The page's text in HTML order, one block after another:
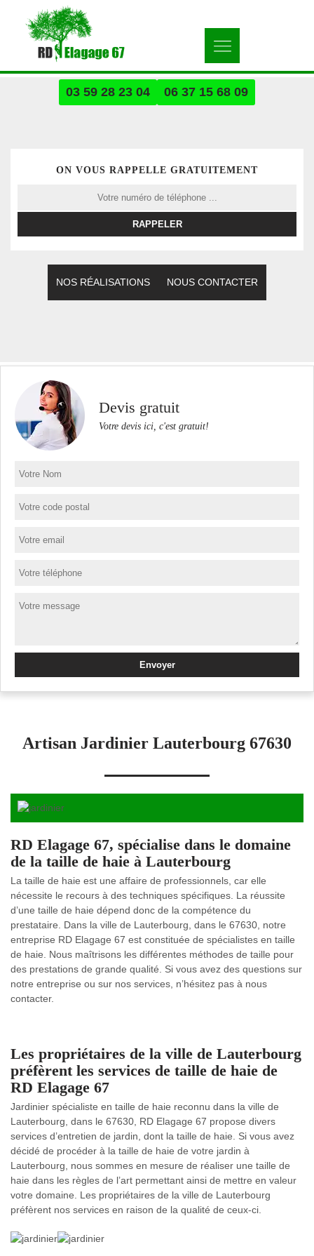
03 59 28 23 04 06 37 15 68 09
ON VOUS RAPPELLE GRATUITEMENT
NOS RÉALISATIONS NOUS CONTACTER
Devis gratuit
Votre devis ici, c'est gratuit!
Artisan Jardinier Lauterbourg 67630
RD Elagage 67, spécialise dans le domaine
de la taille de haie à Lauterbourg
La taille de haie est une affaire de professionnels, car elle
nécessite le recours à des techniques spécifiques. La réussite
d’une taille de haie dépend donc de la compétence du
prestataire. Dans la ville de Lauterbourg, dans le 67630, notre
entreprise RD Elagage 67 est constituée de spécialistes en taille
de haie. Nous maîtrisons les différentes méthodes de taille pour
des prestations de grande qualité. Si vous avez des questions sur
notre entreprise ou sur nos services, n’hésitez pas à nous
contacter.
Les propriétaires de la ville de Lauterbourg
préfèrent les services de taille de haie de
RD Elagage 67
Jardinier spécialiste en taille de haie reconnu dans la ville de
Lauterbourg, dans le 67630, RD Elagage 67 propose divers
services d’entretien de jardin, dont la taille de haie. Si vous avez
décidé de procéder à la taille de haie de votre jardin à
Lauterbourg, nous sommes en mesure de réaliser une taille de
haie dans les règles de l’art permettant ainsi de mettre en valeur
votre domaine. Les propriétaires de la ville de Lauterbourg
préfèrent nos services en raison de la qualité de ceux-ci.